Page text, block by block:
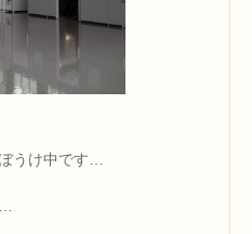
うけ中です…